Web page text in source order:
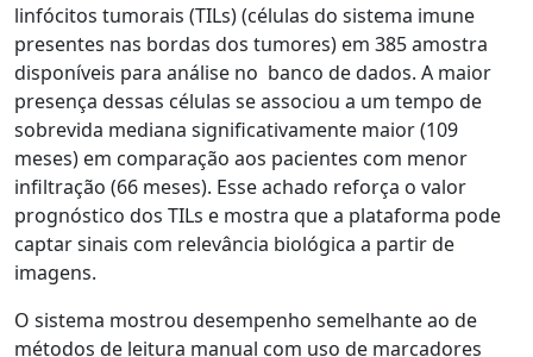
linfócitos tumorais (TILs) (células do sistema imune
presentes nas bordas dos tumores) em 385 amostra
disponíveis para análise no banco de dados. A maior
presença dessas células se associou a um tempo de
sobrevida mediana significativamente maior (109
meses) em comparação aos pacientes com menor
infiltração (66 meses). Esse achado reforça o valor
prognóstico dos TILs e mostra que a plataforma pode
captar sinais com relevância biológica a partir de
imagens.
O sistema mostrou desempenho semelhante ao de
métodos de leitura manual com uso de marcadores